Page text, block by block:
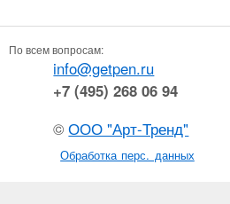
По всем вопросам:
info@getpen.ru
+7 (495) 268 06 94
©ООО "Арт-Тренд"
Обработка перс. данных